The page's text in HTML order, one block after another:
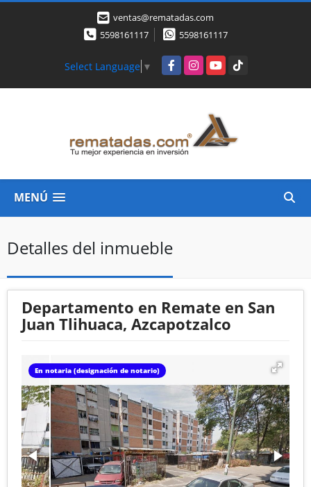
ventas@rematadas.com
5598161117
5598161117
Select Language ▼ FacebookInstagramYouTubeTikTok
MENÚ
Detalles del inmueble
Departamento en Remate en San
Juan Tlihuaca, Azcapotzalco
En notaria (designación de notario)